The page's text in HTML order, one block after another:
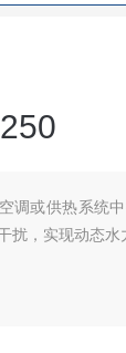
调或供热系统
扰，实现动态水